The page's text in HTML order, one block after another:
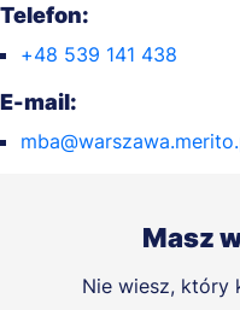
Telefon:
+48 539 141 438
E-mail:
Masz
Nie wiesz, który